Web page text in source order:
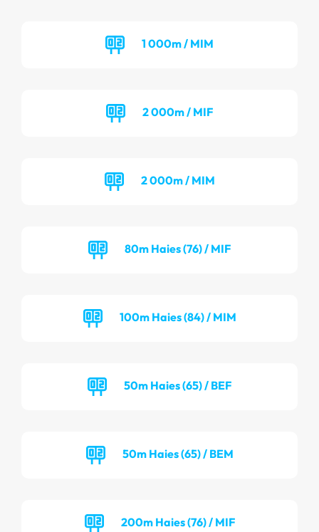
1 000m / MIM
2 000m / MIF
2 000m / MIM
80m Haies (76) / MIF
100m Haies (84) / MIM
50m Haies (65) / BEF
50m Haies (65) / BEM
200m Haies (76) / MIF